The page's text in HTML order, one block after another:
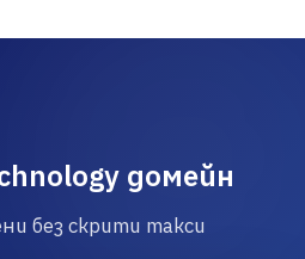
домейн
без скрити такси